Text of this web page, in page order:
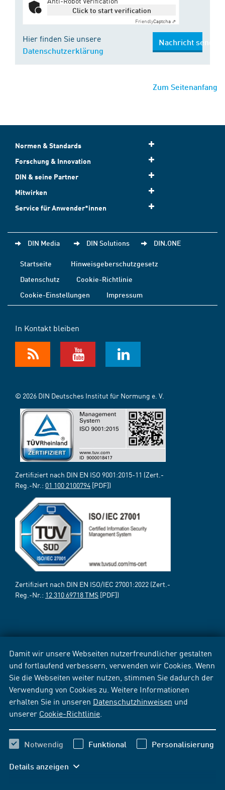
Damit wir unsere Webseiten nutzerfreundlicher gestalten
und fortlaufend verbessern, verwenden wir Cookies. Wenn
Sie die Webseiten weiter nutzen, stimmen Sie dadurch der
Verwendung von Cookies zu. Weitere Informationen
erhalten Sie in unseren Datenschutzhinweisen und
unserer Cookie-Richtlinie
Notwendig Funktional Personalisierung
Details anzeigen
Click to start verification
FriendlyCaptcha ⇗
Hier finden Sie unsere
Datenschutzerklärung
Nachricht senden
Zum Seitenanfang
Normen & Standards
Forschung & Innovation
DIN & seine Partner
Mitwirken
Service für Anwender*innen
DIN Media DIN Solutions DIN.ONE
Startseite
Hinweisgeberschutzgesetz
Datenschutz
Cookie-Richtlinie
Cookie-Einstellungen
Impressum
In Kontakt bleiben
© 2026 DIN Deutsches Institut für Normung e. V.
Zertifiziert nach DIN EN ISO 9001:2015-11 (Zert.-
Reg.-Nr.: 01 100 2100794 [PDF])
Zertifiziert nach DIN EN ISO/IEC 27001:2022 (Zert.-
Reg.-Nr.: 12 310 69718 TMS [PDF])